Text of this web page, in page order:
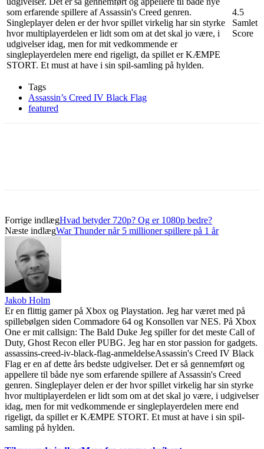
som erfarende spillere af Assassin's Creed genren.
Singleplayer delen er der hvor spillet virkelig har sin styrke
hvor multiplayerdelen er lidt som om at det skal jo være, i
udgivelser idag, men for mit vedkommende er
singleplayerdelen mere end rigeligt, da spillet er KÆMPE
STORT. Et must at have i sin spil-samling på hylden.
4.5
Samlet
Score
Tags
Assassin’s Creed IV Black Flag
featured
Forrige indlægHvad betyder 720p? Og er 1080p bedre?
Næste indlægWar Thunder når 5 millioner spillere på 1 år
Jakob Holm
Er en flittig gamer på Xbox og Playstation. Jeg har været med på
spillebølgen siden Commadore 64 og Konsollen var NES. På Xbox
One er mit callsign: The Bald Duke Jeg spiller for det meste Call of
Duty, Ghost Recon eller PUBG. Jeg har en stor passion for gadgets.
assassins-creed-iv-black-flag-anmeldelseAssassin's Creed IV Black
Flag er en af dette års bedste udgivelser. Det er så gennemført og
appellere til både nye som erfarende spillere af Assassin's Creed
genren. Singleplayer delen er der hvor spillet virkelig har sin styrke
hvor multiplayerdelen er lidt som om at det skal jo være, i udgivelser
idag, men for mit vedkommende er singleplayerdelen mere end
rigeligt, da spillet er KÆMPE STORT. Et must at have i sin spil-
samling på hylden.